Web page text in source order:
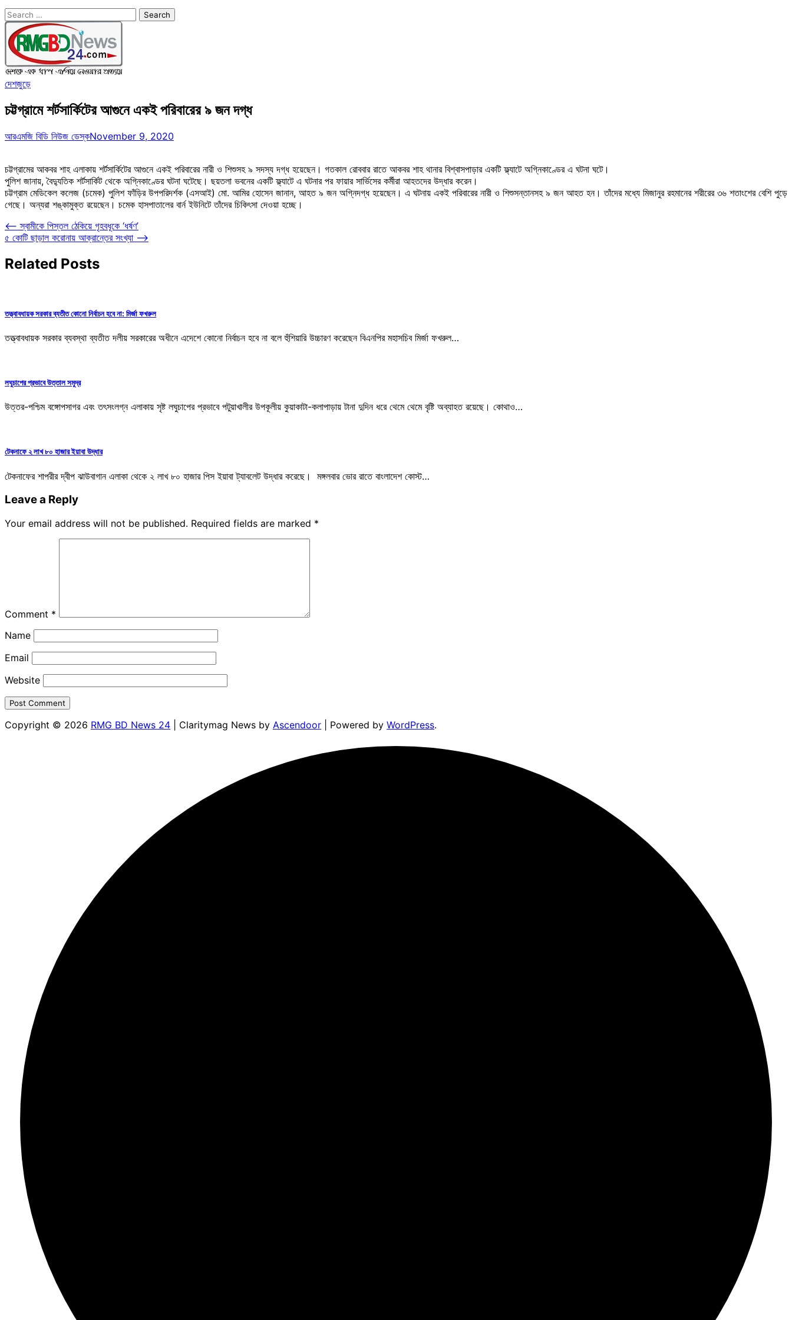
Search
for:
দেশজুড়ে
চট্টগ্রামে শর্টসার্কিটের আগুনে একই পরিবারের ৯ জন দগ্ধ
আরএমজি বিডি নিউজ ডেস্কNovember 9, 2020
চট্টগ্রামের আকবর শাহ এলাকায় শর্টসার্কিটের আগুনে একই পরিবারের নারী ও শিশুসহ ৯ সদস্য দগ্ধ হয়েছেন। গতকাল রোববার রাতে আকবর শাহ থানার বিশ্বাসপাড়ার একটি ফ্ল্যাটে অগ্নিকাণ্ডের এ ঘটনা ঘটে।
পুলিশ জানায়, বৈদ্যুতিক শর্টসার্কিট থেকে অগ্নিকাণ্ডের ঘটনা ঘটেছে। ছয়তলা ভবনের একটি ফ্ল্যাটে এ ঘটনার পর ফায়ার সার্ভিসের কর্মীরা আহতদের উদ্ধার করেন।
চট্টগ্রাম মেডিকেল কলেজ (চমেক) পুলিশ ফাঁড়ির উপপরিদর্শক (এসআই) মো. আমির হোসেন জানান, আহত ৯ জন অগ্নিদগ্ধ হয়েছেন। এ ঘটনায় একই পরিবারের নারী ও শিশুসন্তানসহ ৯ জন আহত হন। তাঁদের মধ্যে মিজানুর রহমানের শরীরের ৩৬ শতাংশের বেশি পুড়ে
গেছে। অন্যরা শঙ্কামুক্ত রয়েছেন। চমেক হাসপাতালের বার্ন ইউনিটে তাঁদের চিকিৎসা দেওয়া হচ্ছে।
Post
navigation
⟵ স্বামীকে পিস্তল ঠেকিয়ে গৃহবধূকে ‘ধর্ষণ’
৫ কোটি ছাড়াল করোনায় আক্রান্তের সংখ্যা ⟶
Related Posts
তত্ত্বাবধায়ক সরকার ব্যতীত কোনো নির্বাচন হবে না: মির্জা ফখরুল
তত্ত্বাবধায়ক সরকার ব্যবস্থা ব্যতীত দলীয় সরকারের অধীনে এদেশে কোনো নির্বাচন হবে না বলে হুঁশিয়ারি উচ্চারণ করেছেন বিএনপির মহাসচিব মির্জা ফখরুল…
লঘুচাপের প্রভাবে উত্তাল সমুদ্র
উত্তর-পশ্চিম বঙ্গোপসাগর এবং তৎসংলগ্ন এলাকায় সৃষ্ট লঘুচাপের প্রভাবে পটুয়াখালীর উপকূলীয় কুয়াকাটা-কলাপাড়ায় টানা দুদিন ধরে থেমে থেমে বৃষ্টি অব্যাহত রয়েছে। কোথাও…
টেকনাফে ২ লাখ ৮০ হাজার ইয়াবা উদ্ধার
টেকনাফের শাপরীর দ্বীপ ঝাউবাগান এলাকা থেকে ২ লাখ ৮০ হাজার পিস ইয়াবা ট্যাবলেট উদ্ধার করেছে। মঙ্গলবার ভোর রাতে বাংলাদেশ কোস্ট…
Leave a Reply
Your email address will not be published. Required fields are marked *
Comment *
Name
Email
Website
Copyright © 2026 RMG BD News 24 | Claritymag News by Ascendoor | Powered by WordPress.